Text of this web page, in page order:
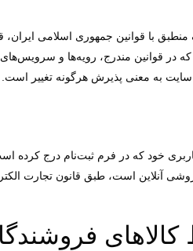
با قوانین جمهوری اسلامی
قوانین مندرج، رویه‏‌ها و
به معنی پذیرش هرگونه تغییر است.
خود که در فرم ثبت‌نام درج کرده
آنلاین است، طبق قانون تجارت